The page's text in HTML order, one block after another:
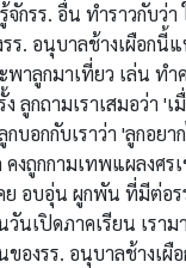
กรร. อื่น ทำราวกับว่
ร. อนุบาลช้างเผือกนี้แ
พาลูกมาเที่ยว เล่น ทำ
ลูกถามเราเสมอว่า '
บอกกับเราว่า 'ลูกอยา
งถูกกามเทพแผลงศร
ย อบอุ่น ผูกพัน ที่มีต่อ
นเปิดภาคเรียน เรา
องรร. อนุบาลช้างเผื